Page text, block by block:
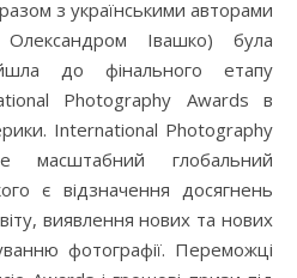
з українськими авторами
Івашко) була
до фінального етапу
Photography Awards в
International Photography
глобальний
є відзначення досягнень
виявлення нових та нових
фотографії. Переможці